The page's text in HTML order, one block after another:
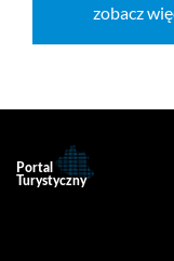
zobacz